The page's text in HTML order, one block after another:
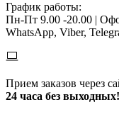
График работы:
Пн-Пт 9.00 -20.00 |
WhatsApp, Viber,
Прием заказов через
24 часа без выходных!